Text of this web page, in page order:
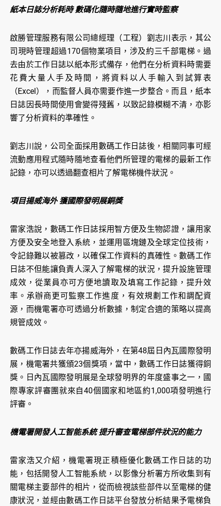
紙本日誌分析耗時 數碼化隨時隨地進行實時監察
啟勝管理服務有限公司總經理（工程）劉志川表示，其公
司現時管理超過170個物業項目，涉及約三千部電梯。過
去由於工作日誌以紙本形式備存，他們在分析資料時需要
花費大量人手及時間，將資料以人手輸入到試算表
（Excel），而監督人員亦需要作進一步整合。而且，紙本
日誌因長時間使用會變得殘舊，以致記錄模糊不清，亦影
響了分析資料的準確性。
劉志川說，公司全面採用數碼工作日誌後，相關同事可經
流動應用程式隨時隨地查看他們所管理的電梯的最新工作
記錄，亦可以透過翻查相片了解電梯機件狀況。
項目揚威海外 獲國際發明展銅獎
雷家浩說，數碼工作日誌採用智方便及生物認證，讓用家
方便及安全地登入系統，並運用區塊鏈及全球定位技術，
令記錄難以被篡改，以確保工作資料的真確性。數碼工作
日誌不但能讓負責人深入了解電梯的狀況，提升設施管理
成效，從業員亦可方便地讀取及填寫工作記錄，提升效
率。承辦商更可監察工作進度，有效規劃工作和調配資
源，而機電署亦可透過分析數據，制定合適的策略以提高
規管成效。
數碼工作日誌去年亦揚威海外，在第48屆日內瓦國際發明
展，機電署共獲頒23個獎項，當中，數碼工作日誌獲得銅
獎。日內瓦國際發明展是全球發明界的年度盛事之一，國
際專家評審團就來自40個國家和地區約1,000項發明進行
評審。
機電署開發人工智能系統 提升審查電梯部件狀況的能力
雷家浩又介紹，機電署現正積極優化數碼工作日誌的功
能，包括開發人工智能系統，以影像分析署方所收集到有
關電梯主要部件的相片，從而檢視該些部件以至電梯的健
康狀況，並經由數碼工作日誌平台發放分析結果予電梯負